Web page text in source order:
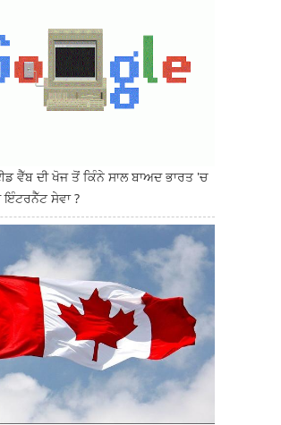
ਵੈੱਬ ਦੀ ਖੋਜ ਤੋਂ ਕਿੰਨੇ ਸਾਲ ਬਾਅਦ ਭਾਰਤ 'ਚ
ਸੇਵਾ ?